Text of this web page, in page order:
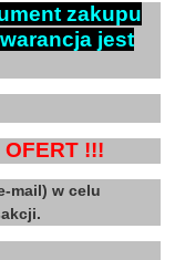
zakupu
jest
OFERT !!!
mail) w celu